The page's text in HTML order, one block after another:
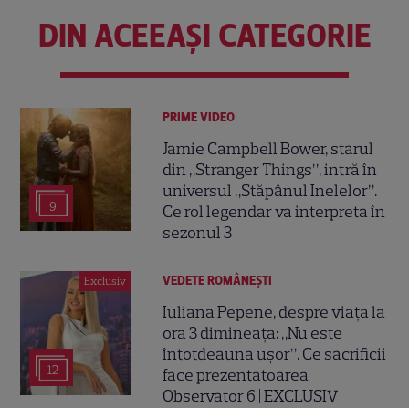
DIN ACEEAȘI CATEGORIE
9
PRIME VIDEO
Jamie Campbell Bower, starul
din „Stranger Things”, intră în
universul „Stăpânul Inelelor”.
Ce rol legendar va interpreta în
sezonul 3
Exclusiv
12
VEDETE ROMÂNEŞTI
Iuliana Pepene, despre viața la
ora 3 dimineața: „Nu este
întotdeauna ușor”. Ce sacrificii
face prezentatoarea
Observator 6 | EXCLUSIV